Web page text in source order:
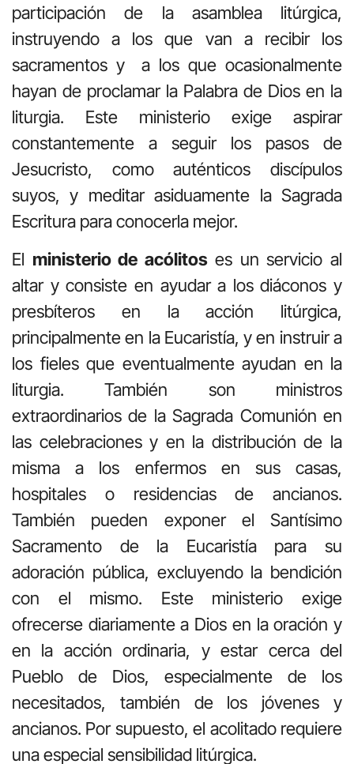
participación de la asamblea litúrgica,
instruyendo a los que van a recibir los
sacramentos y a los que ocasionalmente
hayan de proclamar la Palabra de Dios en la
liturgia. Este ministerio exige aspirar
constantemente a seguir los pasos de
Jesucristo, como auténticos discípulos
suyos, y meditar asiduamente la Sagrada
Escritura para conocerla mejor.
El ministerio de acólitoses un servicio al
altar y consiste en ayudar a los diáconos y
presbíteros en la acción litúrgica,
principalmente en la Eucaristía, y en instruir a
los fieles que eventualmente ayudan en la
liturgia. También son ministros
extraordinarios de la Sagrada Comunión en
las celebraciones y en la distribución de la
misma a los enfermos en sus casas,
hospitales o residencias de ancianos.
También pueden exponer el Santísimo
Sacramento de la Eucaristía para su
adoración pública, excluyendo la bendición
con el mismo. Este ministerio exige
ofrecerse diariamente a Dios en la oración y
en la acción ordinaria, y estar cerca del
Pueblo de Dios, especialmente de los
necesitados, también de los jóvenes y
ancianos. Por supuesto, el acolitado requiere
una especial sensibilidad litúrgica.